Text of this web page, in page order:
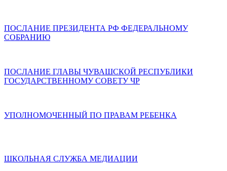
ПОСЛАНИЕ ПРЕЗИДЕНТА РФ ФЕДЕРАЛЬНОМУ
СОБРАНИЮ
ПОСЛАНИЕ ГЛАВЫ ЧУВАШСКОЙ РЕСПУБЛИКИ
ГОСУДАРСТВЕННОМУ СОВЕТУ ЧР
УПОЛНОМОЧЕННЫЙ ПО ПРАВАМ РЕБЕНКА
ШКОЛЬНАЯ СЛУЖБА МЕДИАЦИИ